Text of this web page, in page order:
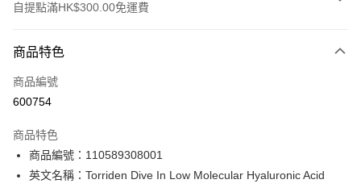
自提點滿HK$300.00免運費
信用卡
Apple Pay
PayMe
WeChat Pay
商品特色
商品編號
600754
商品特色
商品編號：110589308001
英文名稱：Torriden Dive In Low Molecular Hyaluronic Acid